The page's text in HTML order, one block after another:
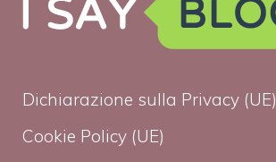
Dichiarazione sulla Privacy (UE)
Cookie Policy (UE)